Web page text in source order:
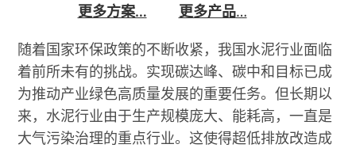
更多方案…
更多产品…
随着国家环保政策的不断收紧，我国水泥行业面临
着前所未有的挑战。实现碳达峰、碳中和目标已成
为推动产业绿色高质量发展的重要任务。但长期以
来，水泥行业由于生产规模庞大、能耗高，一直是
大气污染治理的重点行业。这使得超低排放改造成